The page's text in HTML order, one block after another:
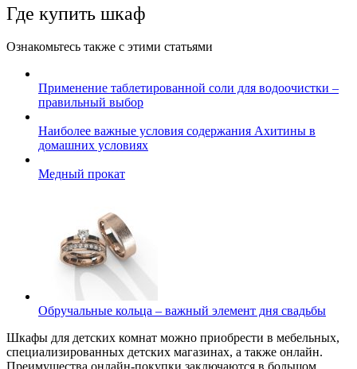
Где купить шкаф
Ознакомьтесь также с этими статьями
Применение таблетированной соли для водоочистки –
правильный выбор
Наиболее важные условия содержания Ахитины в
домашних условиях
Медный прокат
Обручальные кольца – важный элемент дня свадьбы
Шкафы для детских комнат можно приобрести в мебельных,
специализированных детских магазинах, а также онлайн.